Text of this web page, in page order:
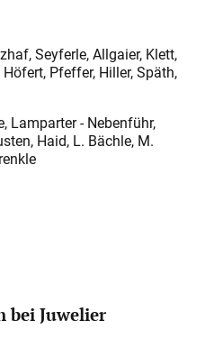
Seyferle, Allgaier, Klett,
Pfeffer, Hiller, Späth,
Lamparter - Nebenführ,
Haid, L. Bächle, M.
bei Juwelier